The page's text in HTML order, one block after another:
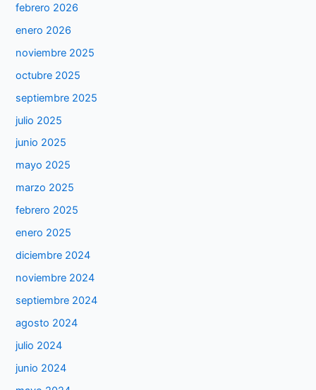
febrero 2026
enero 2026
noviembre 2025
octubre 2025
septiembre 2025
julio 2025
junio 2025
mayo 2025
marzo 2025
febrero 2025
enero 2025
diciembre 2024
noviembre 2024
septiembre 2024
agosto 2024
julio 2024
junio 2024